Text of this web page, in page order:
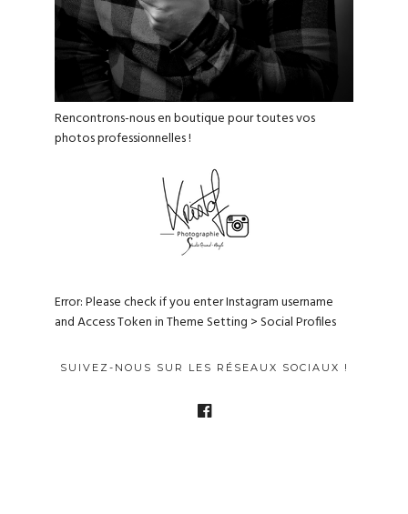
Rencontrons-nous en boutique pour toutes vos
photos professionnelles !
Error: Please check if you enter Instagram username
and Access Token in Theme Setting > Social Profiles
SUIVEZ-NOUS SUR LES RÉSEAUX SOCIAUX !